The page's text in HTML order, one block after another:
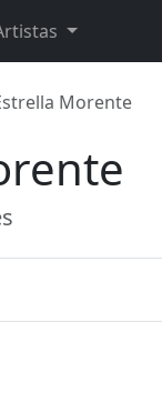
Morente